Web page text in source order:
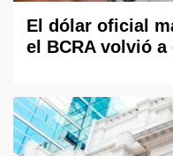
El dólar oficial
el BCRA volvió